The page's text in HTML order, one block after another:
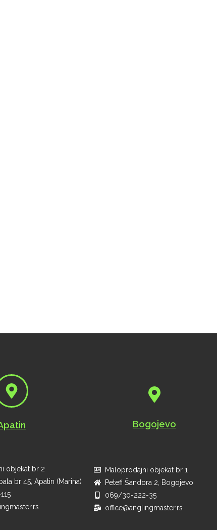
objekat br 2
br 45, Apatin (Marina)
Bogojevo
Maloprodajni objekat br 1
Petefi Šandora 2, Bogojevo
069/30-222-35
office@anglingmaster.rs